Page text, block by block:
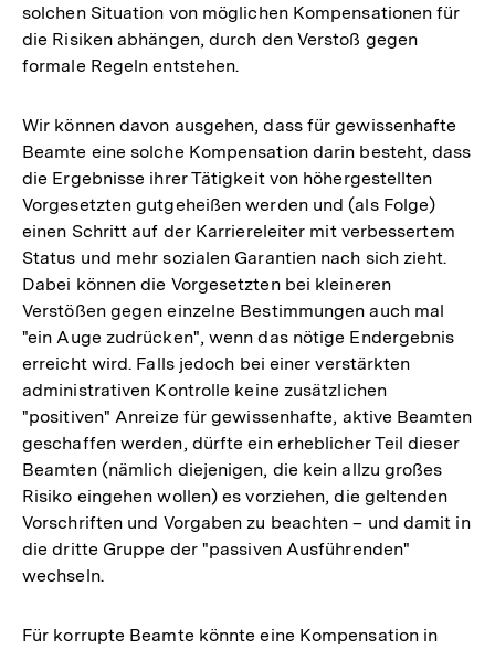
solchen Situation von möglichen Kompensationen für
die Risiken abhängen, durch den Verstoß gegen
formale Regeln entstehen.
Wir können davon ausgehen, dass für gewissenhafte
Beamte eine solche Kompensation darin besteht, dass
die Ergebnisse ihrer Tätigkeit von höhergestellten
Vorgesetzten gutgeheißen werden und (als Folge)
einen Schritt auf der Karriereleiter mit verbessertem
Status und mehr sozialen Garantien nach sich zieht.
Dabei können die Vorgesetzten bei kleineren
Verstößen gegen einzelne Bestimmungen auch mal
"ein Auge zudrücken", wenn das nötige Endergebnis
erreicht wird. Falls jedoch bei einer verstärkten
administrativen Kontrolle keine zusätzlichen
"positiven" Anreize für gewissenhafte, aktive Beamten
geschaffen werden, dürfte ein erheblicher Teil dieser
Beamten (nämlich diejenigen, die kein allzu großes
Risiko eingehen wollen) es vorziehen, die geltenden
Vorschriften und Vorgaben zu beachten – und damit in
die dritte Gruppe der "passiven Ausführenden"
wechseln.
Für korrupte Beamte könnte eine Kompensation in